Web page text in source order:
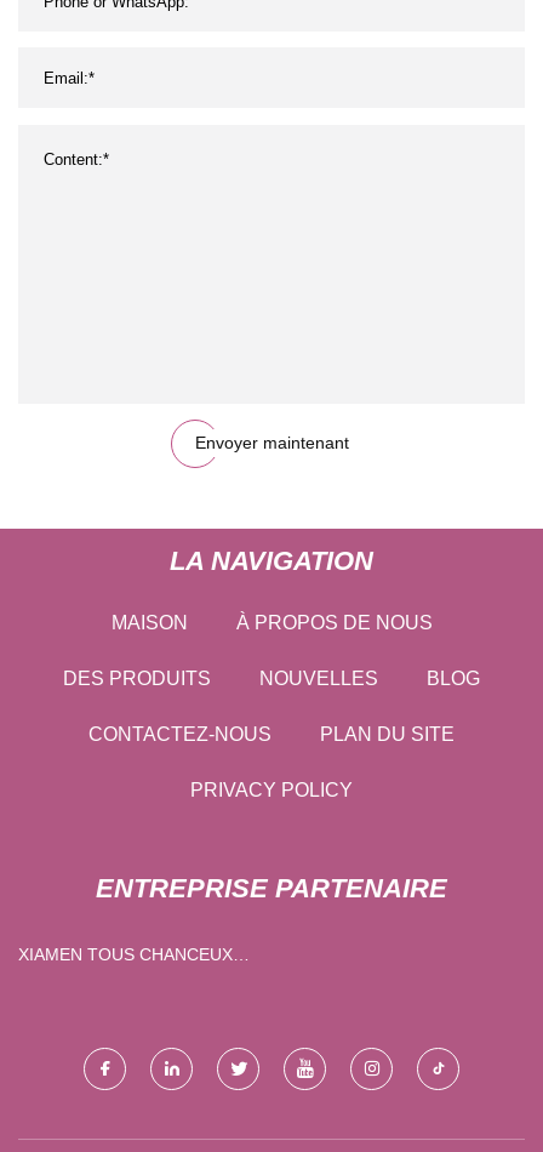
Envoyer maintenant
LA NAVIGATION
MAISON À PROPOS DE NOUS
DES PRODUITS NOUVELLES BLOG
CONTACTEZ-NOUS PLAN DU SITE
PRIVACY POLICY
ENTREPRISE PARTENAIRE
XIAMEN TOUS CHANCEUX